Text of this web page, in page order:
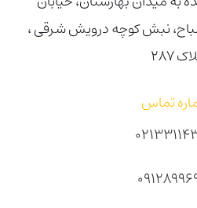
نبش کوچه درویش شرقی ،
۲۸۷
تماس